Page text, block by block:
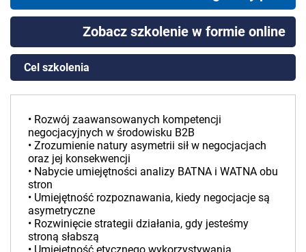
Zobacz szkolenie w formie online
Cel szkolenia
• Rozwój zaawansowanych kompetencji
negocjacyjnych w środowisku B2B
• Zrozumienie natury asymetrii sił w negocjacjach
oraz jej konsekwencji
• Nabycie umiejętności analizy BATNA i WATNA obu
stron
• Umiejętność rozpoznawania, kiedy negocjacje są
asymetryczne
• Rozwinięcie strategii działania, gdy jesteśmy
stroną słabszą